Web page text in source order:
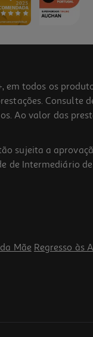
todos os
Consulte
Ao valor das
sujeita a
de Intermediário
Mãe Regresso às